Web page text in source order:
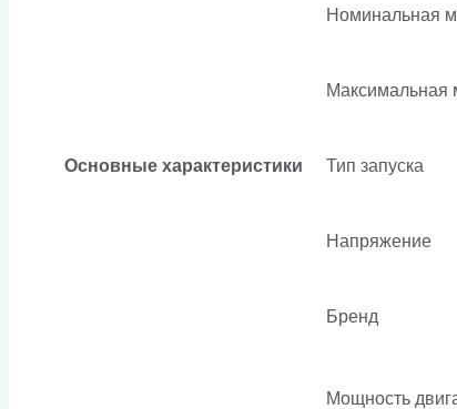
Основные характеристики
Номинальная
Максимальная
Тип запуска
Напряжение
Бренд
Мощность